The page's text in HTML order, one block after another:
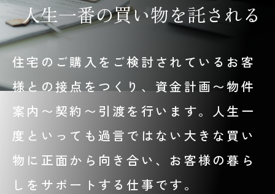
人生一番の買い物を託される
住宅のご購入をご検討されているお客
様との接点をつくり、資金計画〜物件
案内〜契約〜引渡を行います。人生一
度といっても過言ではない大きな買い
物に正面から向き合い、お客様の暮ら
しをサポートする仕事です。